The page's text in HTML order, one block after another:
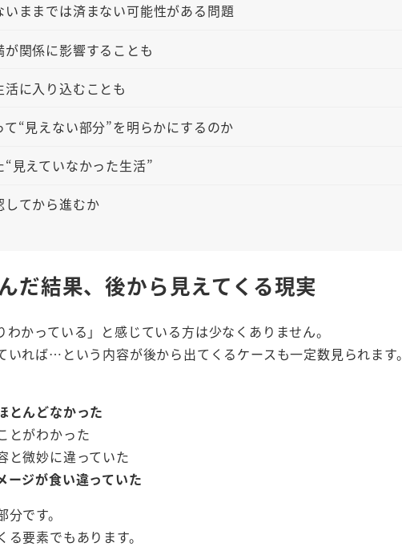
ままでは済まない可能性がある問題
関係に影響することも
に入り込むことも
“見えない部分”を明らかにするのか
見えていなかった生活”
してから進むか
だ結果、後から見えてくる現実
かっている」と感じている方は少なくありません。
れば…という内容が後から出てくるケースも一定数見られます。
とんどなかった
とがわかった
と微妙に違っていた
ージが食い違っていた
です。
要素でもあります。